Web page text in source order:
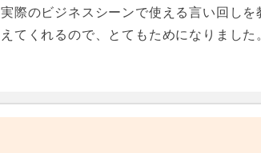
実際のビジネスシーンで使える言い回しを
えてくれるので、とてもためになりました。